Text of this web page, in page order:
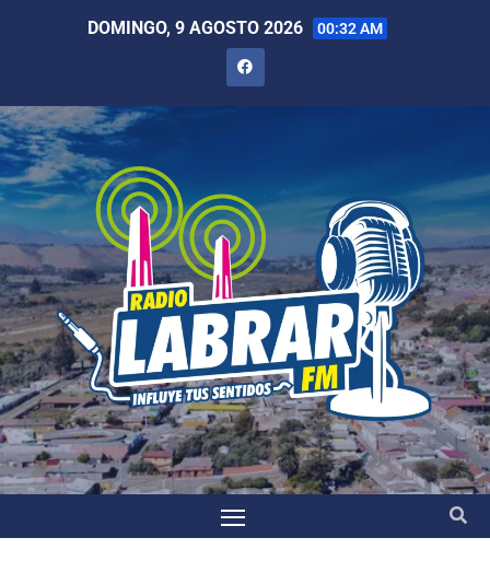
DOMINGO, 9 AGOSTO 2026 00:32 AM